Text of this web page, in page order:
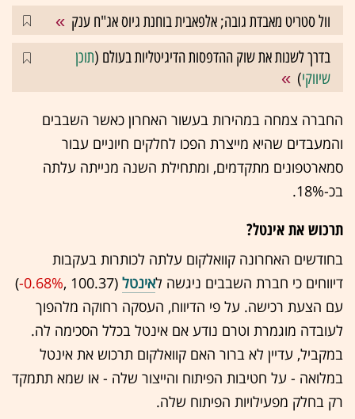
וול סטריט מאבדת גובה; אלפאבית בוחנת גיוס אג"ח ענק
בדרך לשנות את שוק ההדפסות הדיגיטליות בעולם (תוכן
שיווקי)
החברה צמחה במהירות בעשור האחרון כאשר השבבים
והמעבדים שהיא מייצרת הפכו לחלקים חיוניים עבור
סמארטפונים מתקדמים, ומתחילת השנה מנייתה עלתה
בכ-18%.
תרכוש את אינטל?
בחודשים האחרונה קוואלקום עלתה לכותרות בעקבות
דיווחים כי חברת השבבים ניגשה לאינטל (100.37 ,‎
-0.68%
‏)
עם הצעת רכישה. על פי הדיווח, העסקה רחוקה מלהפוך
לעובדה מוגמרת וטרם נודע אם אינטל בכלל הסכימה לה.
במקביל, עדיין לא ברור האם קוואלקום תרכוש את אינטל
במלואה - על חטיבות הפיתוח והייצור שלה - או שמא תתמקד
רק בחלק מפעילויות הפיתוח שלה.